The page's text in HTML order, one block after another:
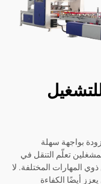
بواجهة سهلة
تعلّم التنقل في
المهارات المختلفة. لا
أيضًا الكفاءة